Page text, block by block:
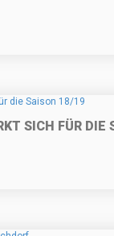
SICH FÜR DIE